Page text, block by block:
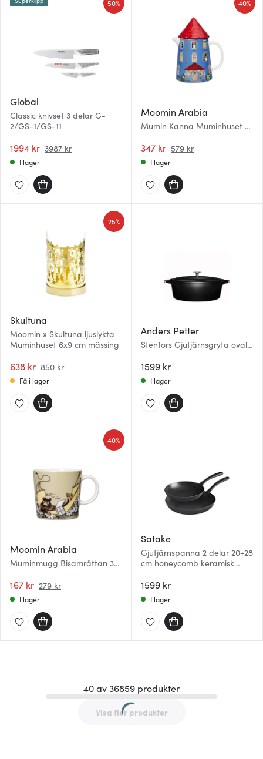
Global
Classic knivset 3 delar G-
2/GS-1/GS-11
1994 kr 3987 kr
50%
I lager
Moomin Arabia
Mumin Kanna Muminhuset 1
347 kr 579 kr
40%
I lager
Skultuna
Moomin x Skultuna ljuslykta
Muminhuset 6x9 cm mässing
638 kr 850 kr
25%
Få i lager
Anders Petter
Stenfors Gjutjärnsgryta oval
1599 kr
I lager
Moomin Arabia
Muminmugg Bisamråttan 30
167 kr 279 kr
40%
I lager
Satake
Gjutjärnspanna 2 delar 20+28
cm honeycomb keramisk
1599 kr
I lager
40 av 36859 produkter
Visa fler produkter